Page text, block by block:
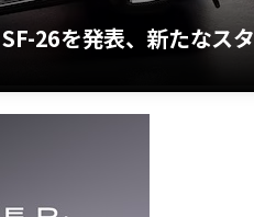
26を発表、新たなスタ